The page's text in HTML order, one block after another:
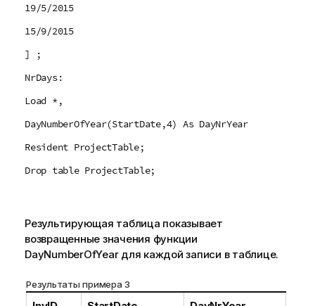
19/5/2015
15/9/2015
] ;
NrDays:
Load *,
DayNumberOfYear(StartDate,4) As DayNrYear
Resident ProjectTable;
Drop table ProjectTable;
Результирующая таблица показывает
возвращенные значения функции
DayNumberOfYearдля каждой записи в таблице.
Результаты примера 3